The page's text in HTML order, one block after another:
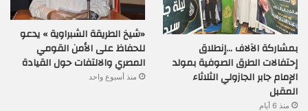
بمشاركة الآلاف …إنطلاق
إحتفالات الطرق الصوفية بمولد
الإمام جابر الجازولي الثلاثاء
المقبل
منذ 6 أيام
«شيخ الطريقة الشبراوية » يدعو
للحفاظ على الأمن القومي
المصري والالتفات حول القيادة
منذ أسبوع واحد